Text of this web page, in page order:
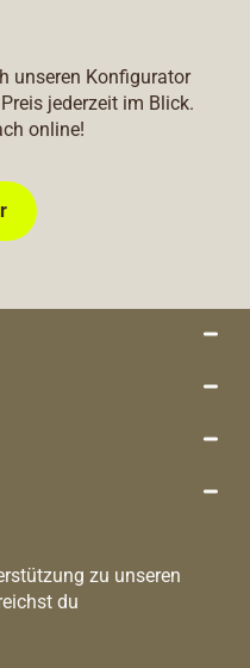
unseren Konfigurator
jederzeit im Blick.
online!
zu unseren
du